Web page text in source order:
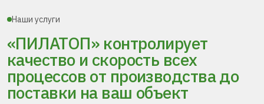
Наши услуги
«ПИЛАТОП» контролирует
качество и скорость всех
процессовот производства до
поставки на ваш объект